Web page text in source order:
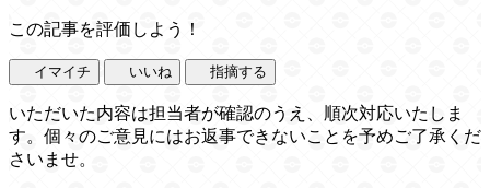
この記事を評価しよう！
イマイチ いいね 指摘する
いただいた内容は担当者が確認のうえ、順次対応いたしま
す。個々のご意見にはお返事できないことを予めご了承くだ
さいませ。